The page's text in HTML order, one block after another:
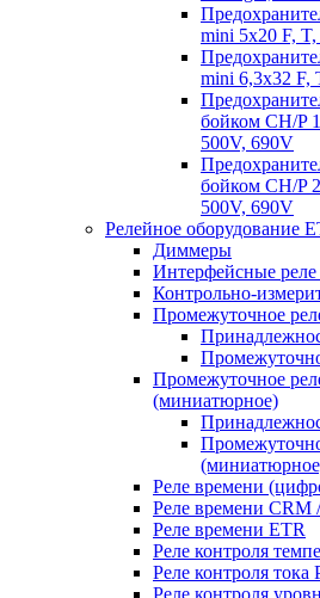
mini 5x20 F,
mini 6,3x32 F,
бойком CH/P
500V, 690V
бойком CH/P
500V, 690V
Релейное оборудование
Диммеры
Интерфейсные реле
Контрольно-
Промежуточное
Промежуточное
(миниатюрное)
Реле времени
Реле времени CRM
Реле времени ETR
Реле контроля
Реле контроля тока
Реле контроля